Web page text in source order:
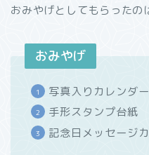
おみやげとしてもらったの
おみやげ
写真入りカレンダー
手形スタンプ台紙
記念日メッセージ